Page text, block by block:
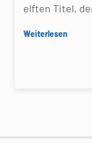
elften Titel,
Weiterlesen